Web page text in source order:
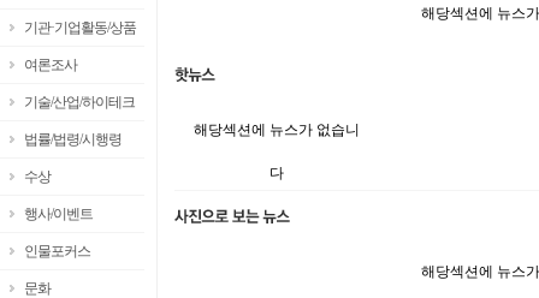
기관·기업활동/상품
여론조사
기술/산업/하이테크
법률/법령/시행령
수상
행사/이벤트
인물포커스
문화
해당섹션에 뉴스
해당섹션에 뉴스가 없습니
다
해당섹션에 뉴스